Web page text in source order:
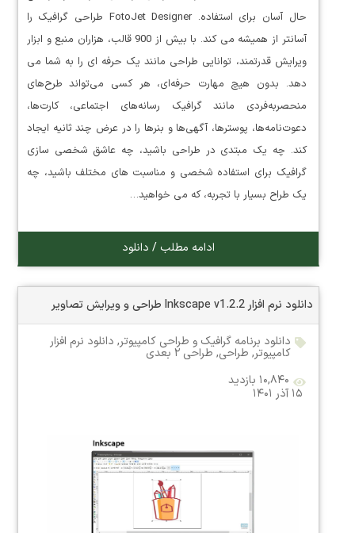
حال آسان برای استفاده. FotoJet Designer طراحی گرافیک را
آسانتر از همیشه می کند. با بیش از 900 قالب، هزاران منبع و ابزار
ویرایش قدرتمند، توانایی طراحی مانند یک حرفه ای را به شما می
دهد. بدون هیچ مهارت حرفه‌ای، هر کسی می‌تواند طرح‌های
منحصربه‌فردی مانند گرافیک رسانه‌های اجتماعی، کارت‌ها،
دعوت‌نامه‌ها، پوسترها، آگهی‌ها و بنرها را در عرض چند ثانیه ایجاد
کند. چه یک مبتدی در طراحی باشید، چه عاشق شخصی سازی
گرافیک برای استفاده شخصی و مناسبت های مختلف باشید، چه
یک طراح بسیار با تجربه، که می خواهید…
ادامه مطلب / دانلود
دانلود نرم افزار Inkscape v1.2.2 طراحی و ویرایش تصاویر
دانلود برنامه گرافیک و طراحی کامپیوتر, دانلود نرم افزار
کامپیوتر, طراحی, طراحی ۲ بعدی
۱۰,۸۴۰ بازدید
۱۵ آذر ۱۴۰۱